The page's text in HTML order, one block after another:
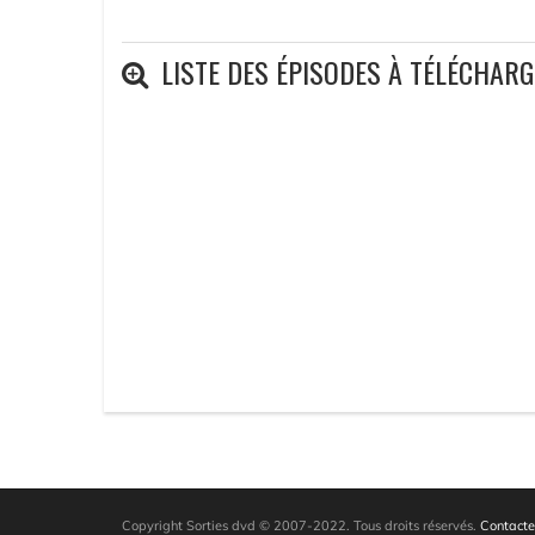
LISTE DES ÉPISODES À
Copyright Sorties dvd © 2007-2022. Tous droits réservés.